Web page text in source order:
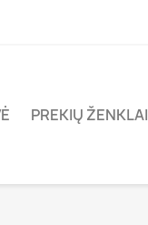
PREKIŲ ŽENKLAI